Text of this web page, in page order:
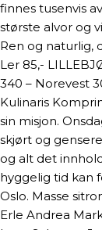
finnes tusenvis
største alvor og
Ren og naturlig,
Ler 85,-
340 – Norevest
Kulinaris
sin misjon.
skjørt og
og alt det
hyggelig tid kan
Oslo. Masse
Erle Andrea